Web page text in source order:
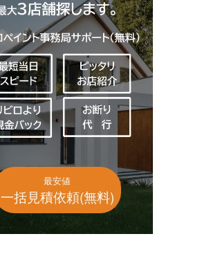
最安値
一括見積依頼(無料)